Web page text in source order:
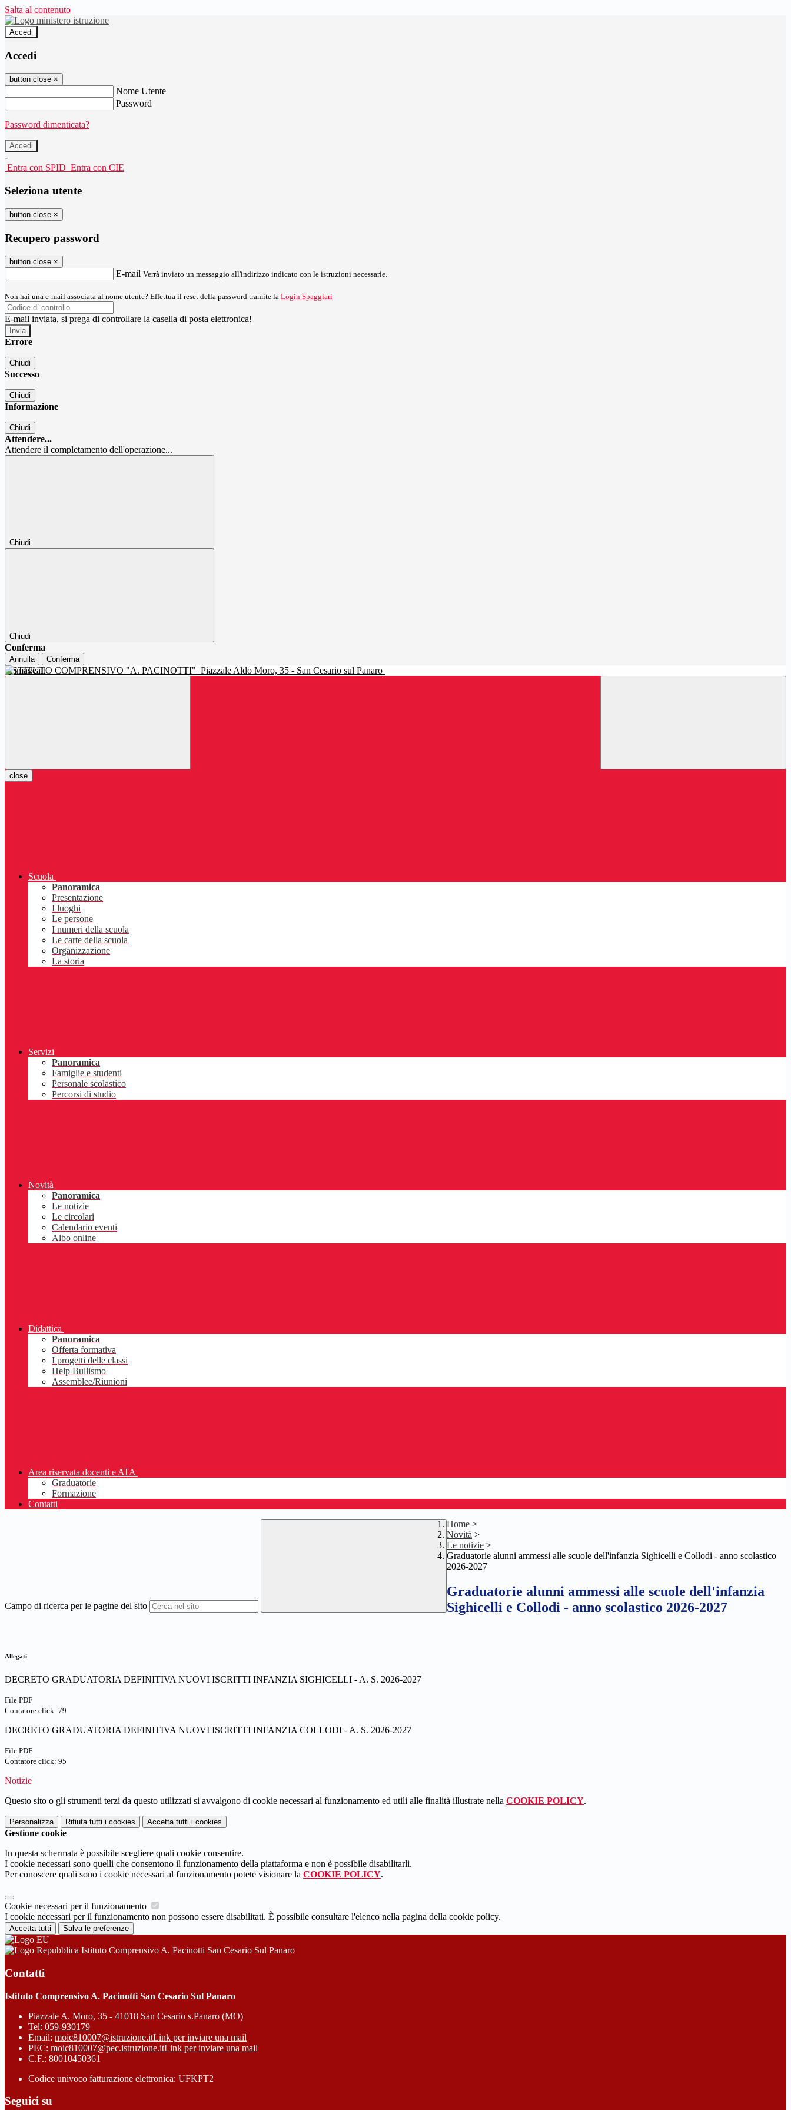
Salta al contenuto
Accedi
Accedi
button close ×
Nome Utente
Password
Password dimenticata?
-
Entra con SPID Entra con CIE
Seleziona utente
button close ×
Recupero password
button close ×
E-mail Verrà inviato un messaggio all'indirizzo indicato con le istruzioni necessarie.
Non hai una e-mail associata al nome utente? Effettua il reset della password tramite la Login Spaggiari
E-mail inviata, si prega di controllare la casella di posta elettronica!
Errore
Chiudi
Successo
Chiudi
Informazione
Chiudi
Attendere...
Attendere il completamento dell'operazione...
Chiudi
Chiudi
Conferma
Annulla Conferma
ISTITUTO COMPRENSIVO "A. PACINOTTI" Piazzale Aldo Moro, 35 - San Cesario sul Panaro
close
Scuola
Panoramica
Presentazione
I luoghi
Le persone
I numeri della scuola
Le carte della scuola
Organizzazione
La storia
Servizi
Panoramica
Famiglie e studenti
Personale scolastico
Percorsi di studio
Novità
Panoramica
Le notizie
Le circolari
Calendario eventi
Albo online
Didattica
Panoramica
Offerta formativa
I progetti delle classi
Help Bullismo
Assemblee/Riunioni
Area riservata docenti e ATA
Graduatorie
Formazione
Contatti
Campo di ricerca per le pagine del sito
Home >
Novità >
Le notizie >
Graduatorie alunni ammessi alle scuole dell'infanzia Sighicelli e Collodi - anno scolastico
2026-2027
Graduatorie alunni ammessi alle scuole dell'infanzia
Sighicelli e Collodi - anno scolastico 2026-2027
Allegati
DECRETO GRADUATORIA DEFINITIVA NUOVI ISCRITTI INFANZIA SIGHICELLI - A. S. 2026-2027
File PDF
Contatore click: 79
DECRETO GRADUATORIA DEFINITIVA NUOVI ISCRITTI INFANZIA COLLODI - A. S. 2026-2027
File PDF
Contatore click: 95
Notizie
Questo sito o gli strumenti terzi da questo utilizzati si avvalgono di cookie necessari al funzionamento ed utili alle finalità illustrate nella COOKIE POLICY.
Personalizza Rifiuta tutti i cookies Accetta tutti i cookies
Gestione cookie
In questa schermata è possibile scegliere quali cookie consentire.
I cookie necessari sono quelli che consentono il funzionamento della piattaforma e non è possibile disabilitarli.
Per conoscere quali sono i cookie necessari al funzionamento potete visionare la COOKIE POLICY.
Cookie necessari per il funzionamento
I cookie necessari per il funzionamento non possono essere disabilitati. È possibile consultare l'elenco nella pagina della cookie policy.
Accetta tutti Salva le preferenze
Istituto Comprensivo A. Pacinotti San Cesario Sul Panaro
Contatti
Istituto Comprensivo A. Pacinotti San Cesario Sul Panaro
Piazzale A. Moro, 35 - 41018 San Cesario s.Panaro (MO)
Tel: 059-930179
Email: moic810007@istruzione.itLink per inviare una mail
PEC: moic810007@pec.istruzione.itLink per inviare una mail
C.F.: 80010450361
Codice univoco fatturazione elettronica: UFKPT2
Seguici su